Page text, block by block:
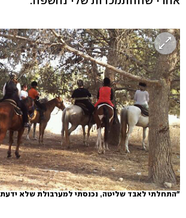
"התחלתי לאבד שליטה, נכנסתי למערבולת שלא